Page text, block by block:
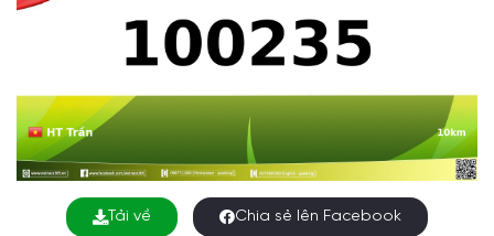
Tải về Chia sẻ lên Facebook